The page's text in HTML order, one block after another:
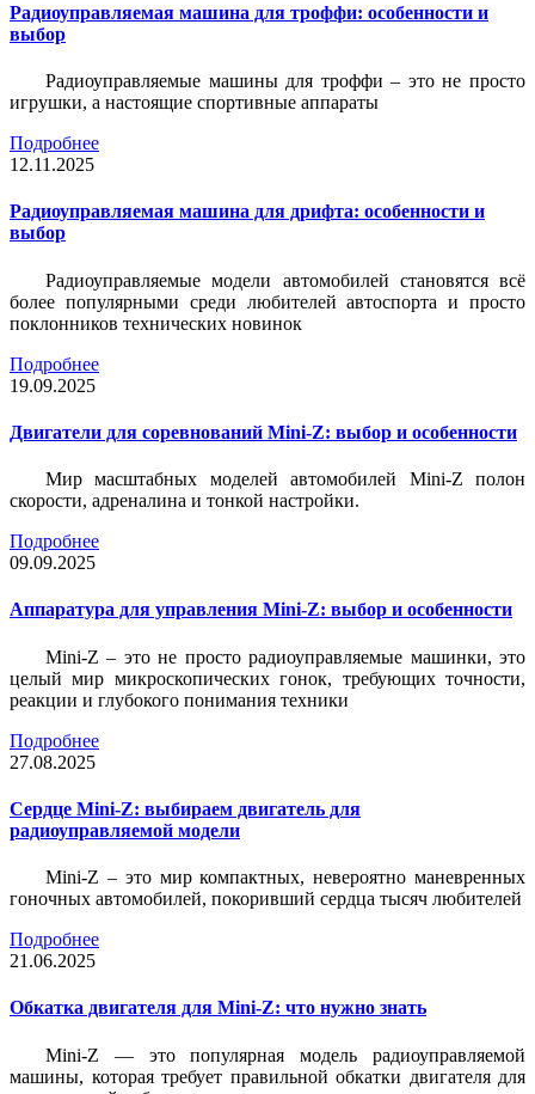
Радиоуправляемая машина для троффи: особенности и
выбор
Радиоуправляемые машины для троффи – это не просто
игрушки, а настоящие спортивные аппараты
Подробнее
12.11.2025
Радиоуправляемая машина для дрифта: особенности и
выбор
Радиоуправляемые модели автомобилей становятся всё
более популярными среди любителей автоспорта и просто
поклонников технических новинок
Подробнее
19.09.2025
Двигатели для соревнований Mini-Z: выбор и особенности
Мир масштабных моделей автомобилей Mini-Z полон
скорости, адреналина и тонкой настройки.
Подробнее
09.09.2025
Аппаратура для управления Mini-Z: выбор и особенности
Mini-Z – это не просто радиоуправляемые машинки, это
целый мир микроскопических гонок, требующих точности,
реакции и глубокого понимания техники
Подробнее
27.08.2025
Сердце Mini-Z: выбираем двигатель для
радиоуправляемой модели
Mini-Z – это мир компактных, невероятно маневренных
гоночных автомобилей, покоривший сердца тысяч любителей
Подробнее
21.06.2025
Обкатка двигателя для Mini-Z: что нужно знать
Mini-Z — это популярная модель радиоуправляемой
машины, которая требует правильной обкатки двигателя для